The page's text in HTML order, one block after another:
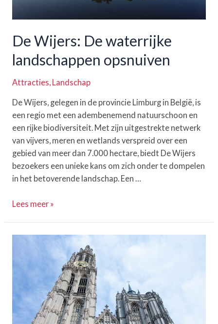
van
De Wijers: De waterrijke
landschappen opsnuiven
Attracties, Landschap
De Wijers, gelegen in de provincie Limburg in België, is
een regio met een adembenemend natuurschoon en
een rijke biodiversiteit. Met zijn uitgestrekte netwerk
van vijvers, meren en wetlands verspreid over een
gebied van meer dan 7.000 hectare, biedt De Wijers
bezoekers een unieke kans om zich onder te dompelen
in het betoverende landschap. Een …
De
Lees meer »